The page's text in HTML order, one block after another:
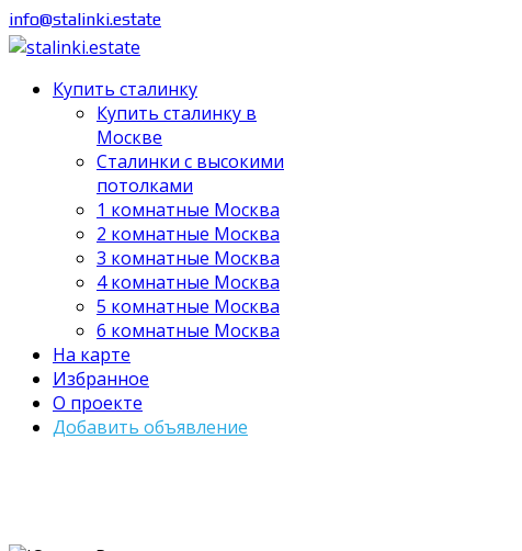
info@stalinki.estate
Купить сталинку
Купить сталинку в
Москве
Cталинки с высокими
потолками
1 комнатные Москва
2 комнатные Москва
3 комнатные Москва
4 комнатные Москва
5 комнатные Москва
6 комнатные Москва
На карте
Избранное
О проекте
Добавить объявление